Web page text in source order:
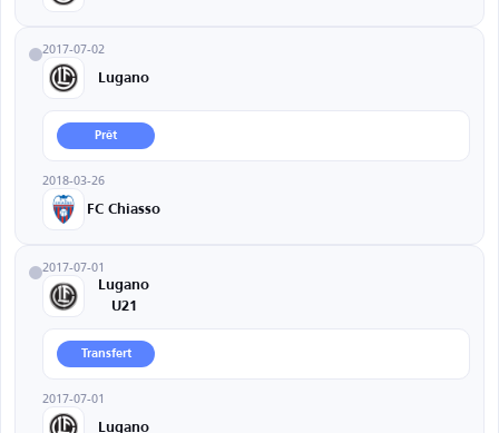
2017-07-02
Lugano
Prêt
2018-03-26
FC Chiasso
2017-07-01
Lugano
U21
Transfert
2017-07-01
Lugano